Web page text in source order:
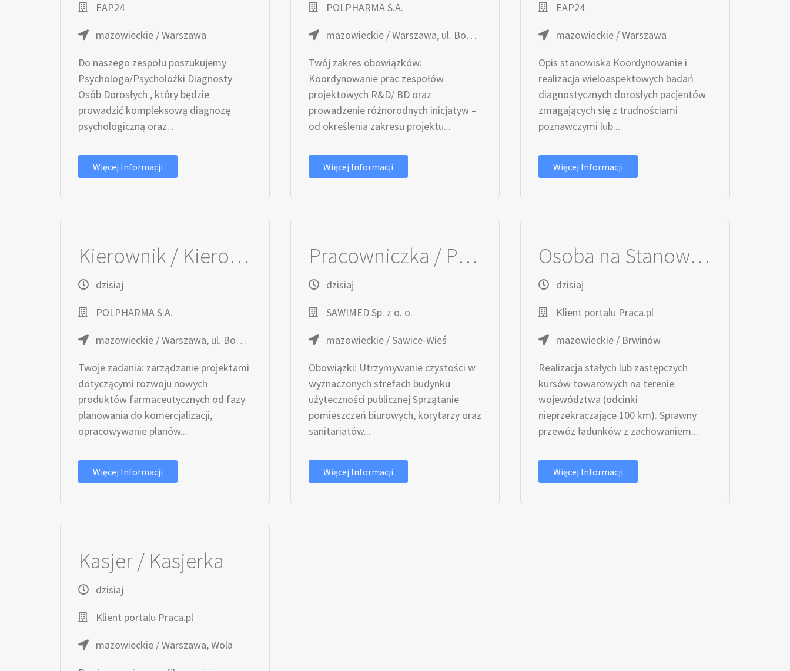
EAP24
mazowieckie / Warszawa
Do naszego zespołu poszukujemy
Psychologa/Psycholożki Diagnosty
Osób Dorosłych , który będzie
prowadzić kompleksową diagnozę
psychologiczną oraz...
Więcej Informacji
POLPHARMA S.A.
mazowieckie / Warszawa, ul. Bobrowiecka
Twój zakres obowiązków:
Koordynowanie prac zespołów
projektowych R&D/ BD oraz
prowadzenie różnorodnych inicjatyw –
od określenia zakresu projektu...
Więcej Informacji
EAP24
mazowieckie / Warszawa
Opis stanowiska Koordynowanie i
realizacja wieloaspektowych badań
diagnostycznych dorosłych pacjentów
zmagających się z trudnościami
poznawczymi lub...
Więcej Informacji
Kierownik / Kierowniczka Projektów Rozwoju Leków
dzisiaj
POLPHARMA S.A.
mazowieckie / Warszawa, ul. Bobrowiecka
Twoje zadania: zarządzanie projektami
dotyczącymi rozwoju nowych
produktów farmaceutycznych od fazy
planowania do komercjalizacji,
opracowywanie planów...
Więcej Informacji
Pracowniczka / Pracownik Serwisu Sprzątającego
dzisiaj
SAWIMED Sp. z o. o.
mazowieckie / Sawice-Wieś
Obowiązki: Utrzymywanie czystości w
wyznaczonych strefach budynku
użyteczności publicznej Sprzątanie
pomieszczeń biurowych, korytarzy oraz
sanitariatów...
Więcej Informacji
Osoba na Stanowisko Kierowcy Kat. C (k/m) w transporcie lokalnym
dzisiaj
Klient portalu Praca.pl
mazowieckie / Brwinów
Realizacja stałych lub zastępczych
kursów towarowych na terenie
województwa (odcinki
nieprzekraczające 100 km). Sprawny
przewóz ładunków z zachowaniem...
Więcej Informacji
Kasjer / Kasjerka
dzisiaj
Klient portalu Praca.pl
mazowieckie / Warszawa, Wola